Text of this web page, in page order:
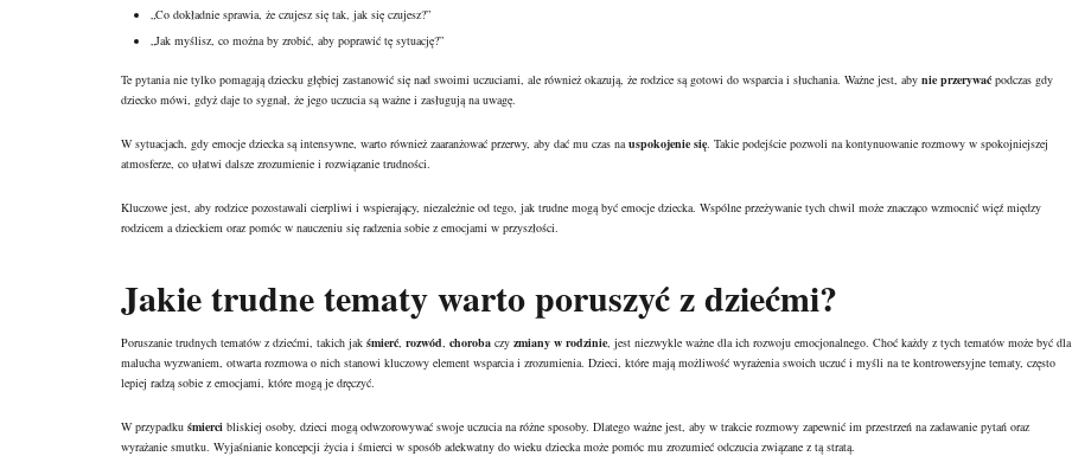
„Co dokładnie sprawia, że czujesz się tak, jak się czujesz?”
„Jak myślisz, co można by zrobić, aby poprawić tę sytuację?”
Te pytania nie tylko pomagają dziecku głębiej zastanowić się nad swoimi uczuciami, ale również okazują, że rodzice są gotowi do wsparcia i słuchania. Ważne jest, aby nie przerywać podczas gdy
dziecko mówi, gdyż daje to sygnał, że jego uczucia są ważne i zasługują na uwagę.
W sytuacjach, gdy emocje dziecka są intensywne, warto również zaaranżować przerwy, aby dać mu czas nauspokojenie się. Takie podejście pozwoli na kontynuowanie rozmowy w spokojniejszej
atmosferze, co ułatwi dalsze zrozumienie i rozwiązanie trudności.
Kluczowe jest, aby rodzice pozostawali cierpliwi i wspierający, niezależnie od tego, jak trudne mogą być emocje dziecka. Wspólne przeżywanie tych chwil może znacząco wzmocnić więź między
rodzicem a dzieckiem oraz pomóc w nauczeniu się radzenia sobie z emocjami w przyszłości.
Jakie trudne tematy warto poruszyć z dziećmi?
Poruszanie trudnych tematów z dziećmi, takich jak śmierć, rozwód, choroba czy zmiany w rodzinie, jest niezwykle ważne dla ich rozwoju emocjonalnego. Choć każdy z tych tematów może być dla
malucha wyzwaniem, otwarta rozmowa o nich stanowi kluczowy element wsparcia i zrozumienia. Dzieci, które mają możliwość wyrażenia swoich uczuć i myśli na te kontrowersyjne tematy, często
lepiej radzą sobie z emocjami, które mogą je dręczyć.
W przypadku śmierci bliskiej osoby, dzieci mogą odwzorowywać swoje uczucia na różne sposoby. Dlatego ważne jest, aby w trakcie rozmowy zapewnić im przestrzeń na zadawanie pytań oraz
wyrażanie smutku. Wyjaśnianie koncepcji życia i śmierci w sposób adekwatny do wieku dziecka może pomóc mu zrozumieć odczucia związane z tą stratą.